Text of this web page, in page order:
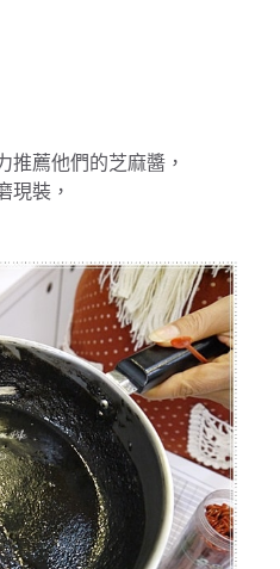
推薦他們的芝麻醬，
現裝，